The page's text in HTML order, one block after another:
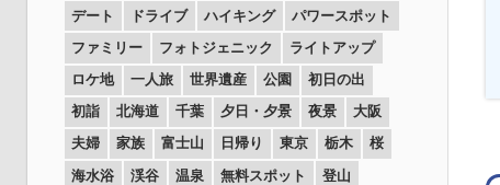
デート
ドライブ ハイキング
パワースポット
ファミリー
フォトジェニック
ライトアップ
ロケ地
一人旅 世界遺産 公園
初日の出
初詣
北海道 千葉 夕日・夕景 夜景
大阪
夫婦
家族 富士山 日帰り 東京 栃木
桜
海水浴
渓谷 温泉 無料スポット
登山